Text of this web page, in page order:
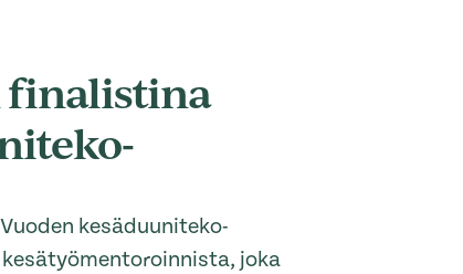
finalistina
kesäduuniteko-
joka